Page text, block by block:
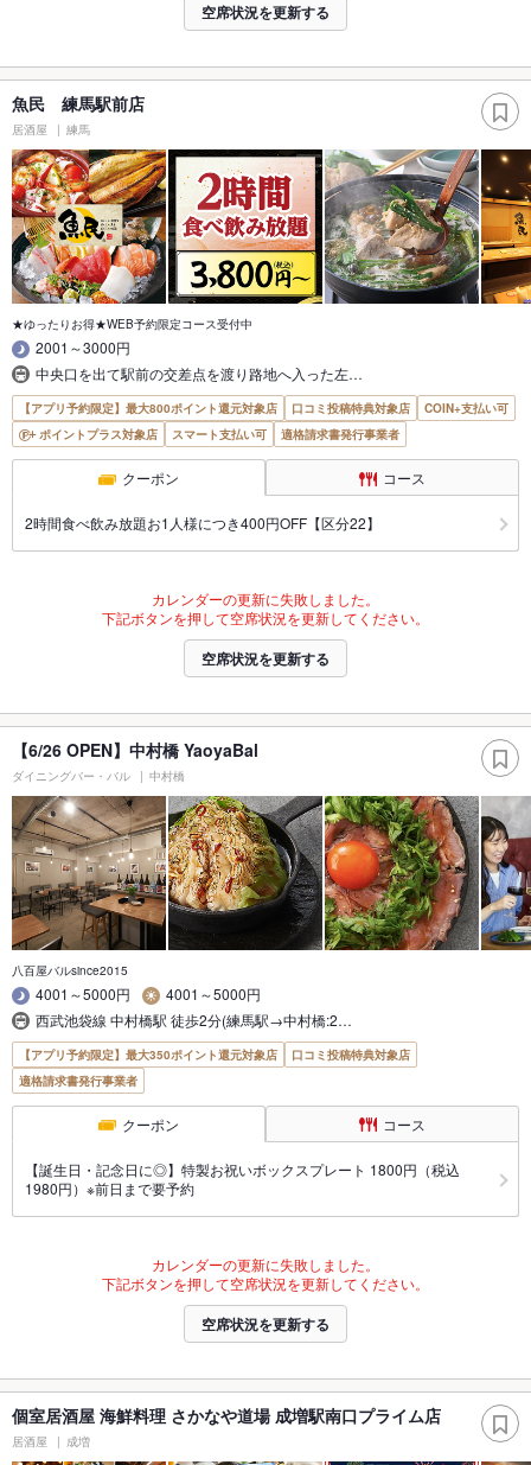
空席状況を更新する
魚民 練馬駅前店
居酒屋 練馬
★ゆったりお得★WEB予約限定コース受付中
2001～3000円
中央口を出て駅前の交差点を渡り路地へ入った左…
【アプリ予約限定】最大800ポイント還元対象店 口コミ投稿特典対象店
COIN+支払い可
ポイントプラス対象店
スマート支払い可 適格請求書発行事業者
クーポン コース
2時間食べ飲み放題お1人様につき400円OFF【区分22】
カレンダーの更新に失敗しました。
下記ボタンを押して空席状況を更新してください。
空席状況を更新する
【6/26 OPEN】中村橋 YaoyaBal
ダイニングバー・バル 中村橋
八百屋バルsince2015
4001～5000円
4001～5000円
西武池袋線 中村橋駅 徒歩2分(練馬駅→中村橋:2…
【アプリ予約限定】最大350ポイント還元対象店
口コミ投稿特典対象店
適格請求書発行事業者
クーポン コース
【誕生日・記念日に◎】特製お祝いボックスプレート 1800円（税込
1980円）※前日まで要予約
カレンダーの更新に失敗しました。
下記ボタンを押して空席状況を更新してください。
空席状況を更新する
個室居酒屋 海鮮料理 さかなや道場 成増駅南口プライム店
居酒屋 成増